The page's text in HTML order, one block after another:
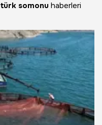
türk somonu haberleri